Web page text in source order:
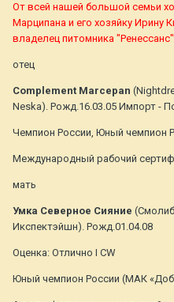
От всей нашей большой семьи
Марципана и его хозяйку Ирину
владелец питомника
отец
Complement Marcepan
Neska). Рожд.16.03.05 Импорт -
Чемпион России, Юный чемпион
Международный рабочий
мать
Умка Северное Сияние
Икспектэйшн). Рожд.01.04.08
Оценка: Отлично I CW
Юный чемпион России (МАК